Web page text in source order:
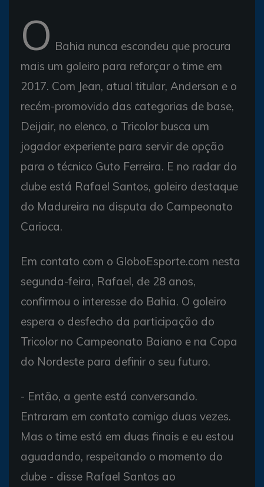
O Bahia nunca escondeu que procura
mais um goleiro para reforçar o time em
2017. Com Jean, atual titular, Anderson e o
recém-promovido das categorias de base,
Deijair, no elenco, o Tricolor busca um
jogador experiente para servir de opção
para o técnico Guto Ferreira. E no radar do
clube está Rafael Santos, goleiro destaque
do Madureira na disputa do Campeonato
Carioca.
Em contato com o GloboEsporte.com nesta
segunda-feira, Rafael, de 28 anos,
confirmou o interesse do Bahia. O goleiro
espera o desfecho da participação do
Tricolor no Campeonato Baiano e na Copa
do Nordeste para definir o seu futuro.
- Então, a gente está conversando.
Entraram em contato comigo duas vezes.
Mas o time está em duas finais e eu estou
aguadando, respeitando o momento do
clube - disse Rafael Santos ao